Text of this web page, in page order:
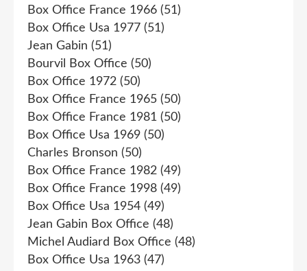
Box Office France 1966 (51)
Box Office Usa 1977 (51)
Jean Gabin (51)
Bourvil Box Office (50)
Box Office 1972 (50)
Box Office France 1965 (50)
Box Office France 1981 (50)
Box Office Usa 1969 (50)
Charles Bronson (50)
Box Office France 1982 (49)
Box Office France 1998 (49)
Box Office Usa 1954 (49)
Jean Gabin Box Office (48)
Michel Audiard Box Office (48)
Box Office Usa 1963 (47)